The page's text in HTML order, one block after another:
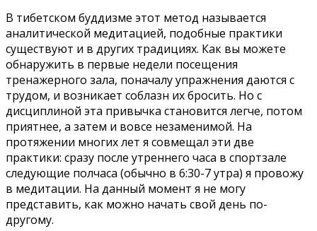
В тибетском буддизме этот метод называется
аналитической медитацией, подобные практики
существуют и в других традициях. Как вы можете
обнаружить в первые недели посещения
тренажерного зала, поначалу упражнения даются с
трудом, и возникает соблазн их бросить. Но с
дисциплиной эта привычка становится легче, потом
приятнее, а затем и вовсе незаменимой. На
протяжении многих лет я совмещал эти две
практики: сразу после утреннего часа в спортзале
следующие полчаса (обычно в 6:30-7 утра) я провожу
в медитации. На данный момент я не могу
представить, как можно начать свой день по-
другому.